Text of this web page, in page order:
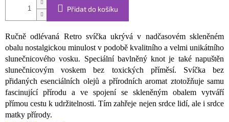
Přidat do košíku
Ručně odlévaná Retro svíčka ukrývá v nadčasovém skleněném
obalu nostalgickou minulost v podobě kvalitního a velmi unikátního
slunečnicového vosku. Speciální bavlněný knot je také napuštěn
slunečnicovým voskem bez toxických příměsí. Svíčka bez
přidaných esenciálních olejů a přírodních aromat ztotožňuje samu
fascinující přírodu a ve spojení se skleněným obalem vytváří
přímou cestu k udržitelnosti. Tím zahřeje nejen srdce lidí, ale i srdce
matky přírody.